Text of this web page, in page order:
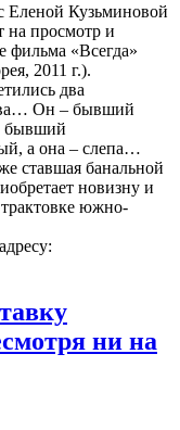
Еленой Кузьминовой
на просмотр и
фильма «Всегда»
2011 г.).
два
Он – бывший
бывший
а она – слепа…
ставшая банальной
новизну и
трактовке южно-
ни на